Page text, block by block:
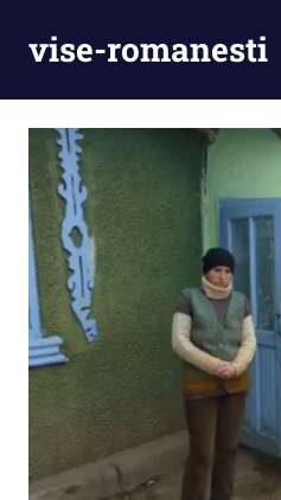
vise-romanesti